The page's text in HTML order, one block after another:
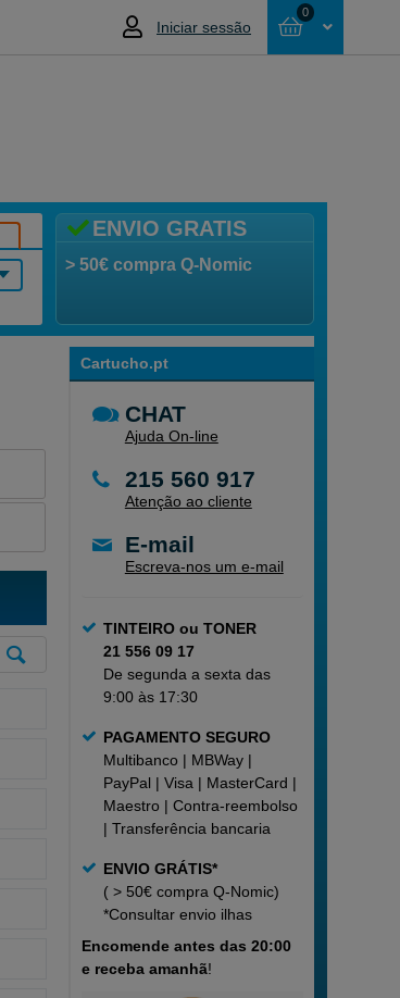
Iniciar sessão
0
ENVIO GRATIS
> 50€ compra Q-Nomic
Cartucho.pt
CHAT
Ajuda On-line
215 560 917
Atenção ao cliente
E-mail
Escreva-nos um e-mail
TINTEIRO ou TONER
21 556 09 17
De segunda a sexta das
9:00 às 17:30
PAGAMENTO SEGURO
Multibanco | MBWay |
PayPal | Visa | MasterCard |
Maestro | Contra-reembolso
| Transferência bancaria
ENVIO GRÁTIS*
( > 50€ compra Q-Nomic)
*Consultarenvio ilhas
Encomende antes das 20:00
e receba amanhã!